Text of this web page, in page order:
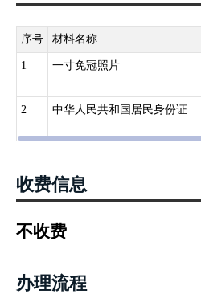
序号 材料名称
1 一寸免冠照片
2 中华人民共和国居民身份证
收费信息
不收费
办理流程